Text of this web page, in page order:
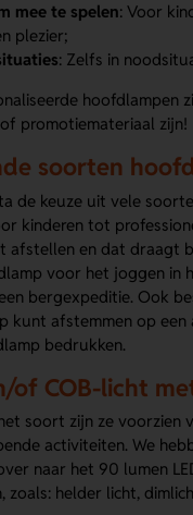
mee te spelen: Voor
plezier;
: Zelfs in
hoofdlampen
promotiemateriaal zijn!
soorten
de keuze uit vele
kinderen tot
afstellen en dat draagt
voor het joggen
bergexpeditie. Ook
kunt afstemmen op
bedrukken.
of COB-licht
soort zijn ze voorzien
activiteiten. We
naar het 90 lumen
zoals: helder licht,